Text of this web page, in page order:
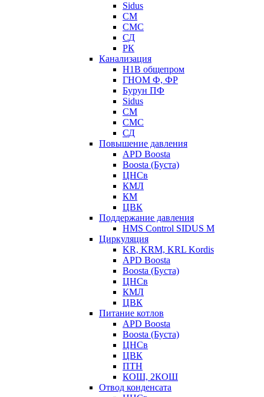
Sidus
СМ
СМС
СД
РК
Канализация
Н1В общепром
ГНОМ Ф, ФР
Бурун ПФ
Sidus
СМ
СМС
СД
Повышение давления
APD Boosta
Boosta (Буста)
ЦНСв
КМЛ
КМ
ЦВК
Поддержание давления
HMS Control SIDUS M
Циркуляция
KR, KRM, KRL Kordis
APD Boosta
Boosta (Буста)
ЦНСв
КМЛ
ЦВК
Питание котлов
APD Boosta
Boosta (Буста)
ЦНСв
ЦВК
ПТН
КОШ, 2КОШ
Отвод конденсата